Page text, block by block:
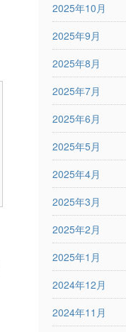
2025年10月
2025年9月
2025年8月
2025年7月
2025年6月
2025年5月
2025年4月
2025年3月
2025年2月
2025年1月
2024年12月
2024年11月